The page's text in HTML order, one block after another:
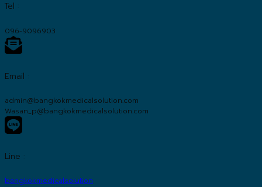
Tel :
096-9096903
Email :
admin@bangkokmedicalsolution.com
Wasan_p@bangkokmedicalsolution.com
Line :
bangkokmedicalsolution